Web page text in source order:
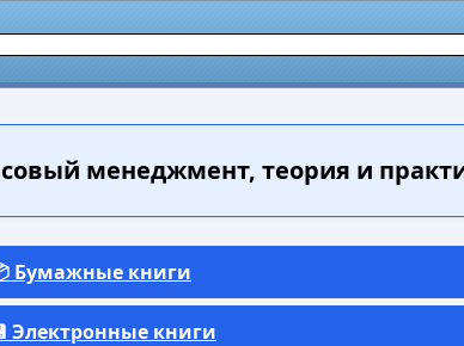
менеджмент, теория и
Бумажные книги
Электронные книги